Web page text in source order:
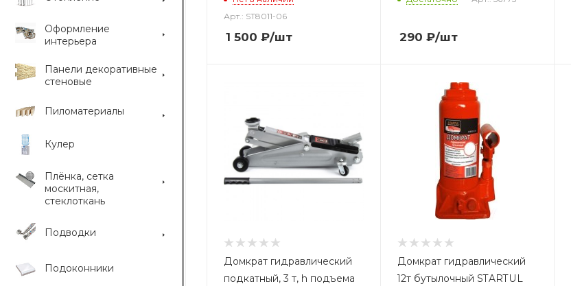
Оформление
интерьера
Панели декоративные
стеновые
Пиломатериалы
Кулер
Плёнка, сетка
москитная,
стеклоткань
Подводки
Подоконники
Арт.: ST8011-06
1 500 ₽/шт 290 ₽/шт
Домкрат гидравлический
подкатный, 3 т, h подъема
Домкрат гидравлический
12т бутылочный STARTUL